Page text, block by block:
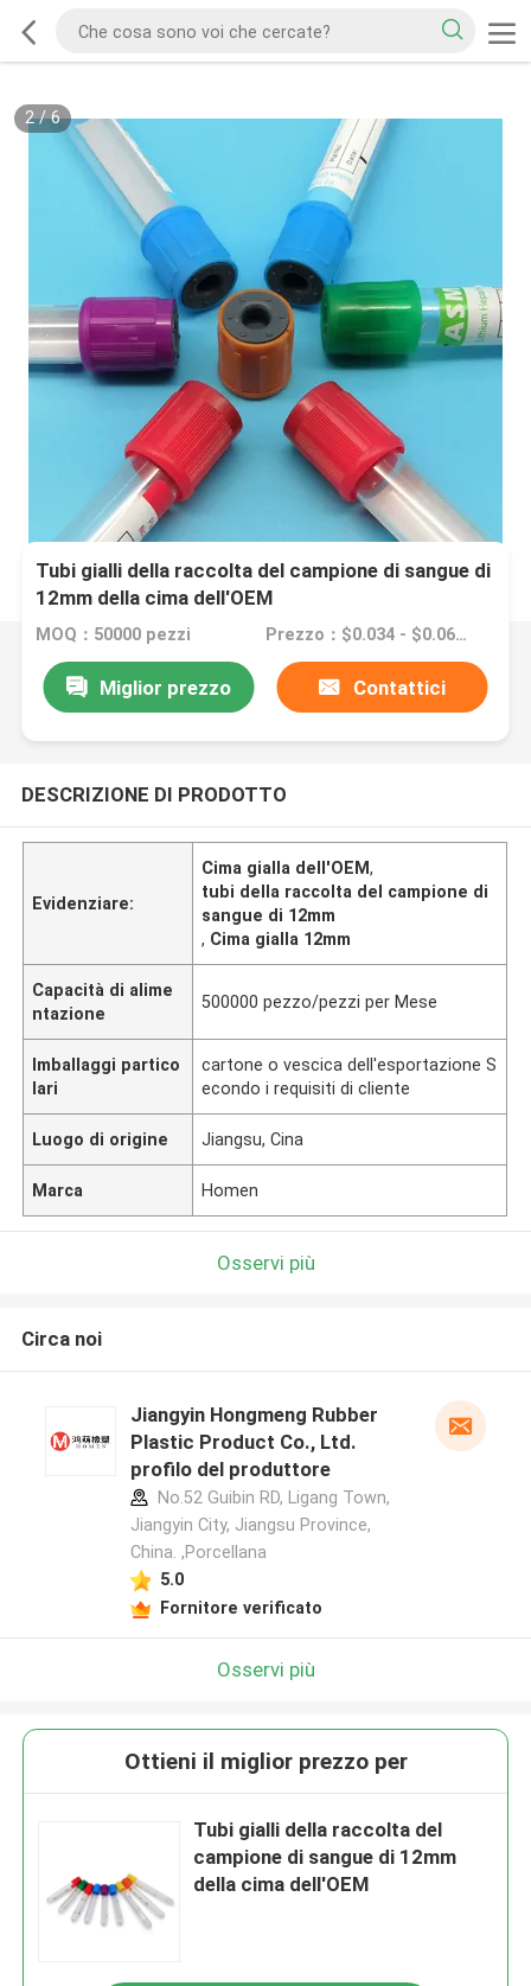
2/6
Tubi gialli della raccolta del campione di sangue di
12mm della cima dell'OEM
MOQ：50000 pezzi Prezzo：$0.034 - $0.068/pieces
Miglior prezzo Contattici
DESCRIZIONE DI PRODOTTO
Evidenziare:
Cima gialla dell'OEM,
tubi della raccolta del campione di
sangue di 12mm
, Cima gialla 12mm
Capacità di alime
ntazione
500000 pezzo/pezzi per Mese
Imballaggi partico
lari
cartone o vescica dell'esportazione S
econdo i requisiti di cliente
Luogo di origine Jiangsu, Cina
Marca Homen
Osservi più
Circa noi
Jiangyin Hongmeng Rubber
Plastic Product Co., Ltd.
profilo del produttore
No.52 Guibin RD, Ligang Town,
Jiangyin City, Jiangsu Province,
China. ,Porcellana
5.0
Fornitore verificato
Osservi più
Ottieni il miglior prezzo per
Tubi gialli della raccolta del
campione di sangue di 12mm
della cima dell'OEM